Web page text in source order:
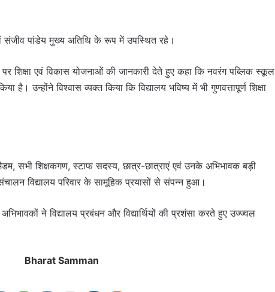
संजीव पांडेय मुख्य अतिथि के रूप में उपस्थित रहे।
शिक्षा एवं विकास योजनाओं की जानकारी देते हुए कहा कि नवरंग पब्लिक स्कूल
है। उन्होंने विश्वास व्यक्त किया कि विद्यालय भविष्य में भी गुणवत्तापूर्ण शिक्षा
सभी शिक्षकगण, स्टाफ सदस्य, छात्र-छात्राएं एवं उनके अभिभावक बड़ी
विद्यालय परिवार के सामूहिक प्रयासों से संपन्न हुआ।
ने विद्यालय प्रबंधन और विद्यार्थियों की प्रशंसा करते हुए उज्ज्वल
Bharat Samman